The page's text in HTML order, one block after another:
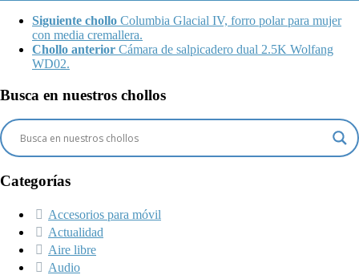
Siguiente chollo Columbia Glacial IV, forro polar para mujer
con media cremallera.
Chollo anterior Cámara de salpicadero dual 2.5K Wolfang
WD02.
Busca en nuestros chollos
Categorías
Accesorios para móvil
Actualidad
Aire libre
Audio